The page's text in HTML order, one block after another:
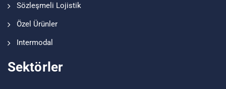
Sözleşmeli Lojistik
Özel Ürünler
Intermodal
Sektörler